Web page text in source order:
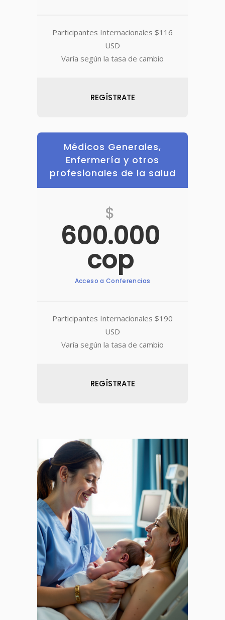
Participantes Internacionales $116
USD
Varía según la tasa de cambio
REGÍSTRATE
Médicos Generales,
Enfermería y otros
profesionales de la salud
$
600.000
cop
Acceso a Conferencias
Participantes Internacionales $190
USD
Varía según la tasa de cambio
REGÍSTRATE